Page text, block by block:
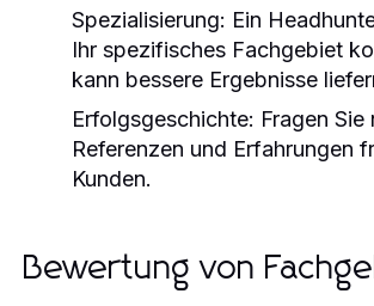
Spezialisierung: Ein
Ihr spezifisches Fachgebiet
kann bessere Ergebnisse
Erfolgsgeschichte: Fragen Sie
Referenzen und Erfahrungen
Kunden.
Bewertung von